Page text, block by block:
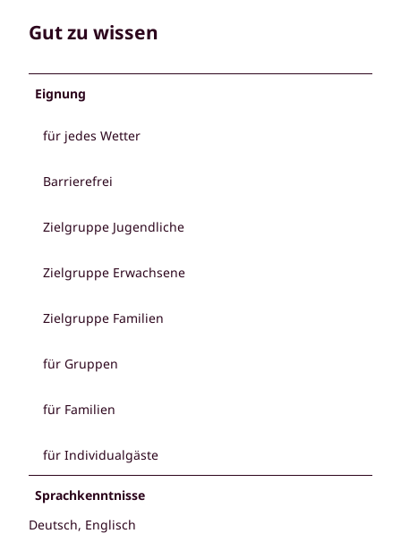
Gut zu wissen
Eignung
für jedes Wetter
Barrierefrei
Zielgruppe Jugendliche
Zielgruppe Erwachsene
Zielgruppe Familien
für Gruppen
für Familien
für Individualgäste
Sprachkenntnisse
Deutsch, Englisch